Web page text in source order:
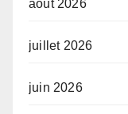
août 2026
juillet 2026
juin 2026